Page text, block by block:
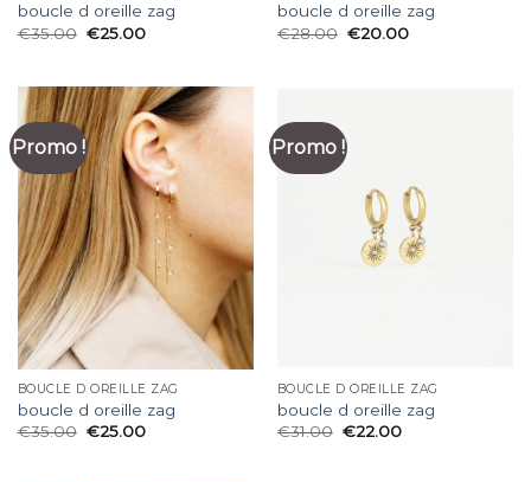
boucle d oreille zag
€35.00 €25.00
boucle d oreille zag
€28.00 €20.00
Promo !
BOUCLE D OREILLE ZAG
boucle d oreille zag
€35.00 €25.00
Promo !
BOUCLE D OREILLE ZAG
boucle d oreille zag
€31.00 €22.00